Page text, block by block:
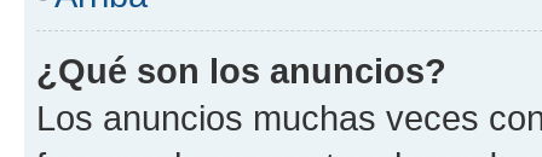
¿Qué son los anuncios?
Los anuncios muchas veces